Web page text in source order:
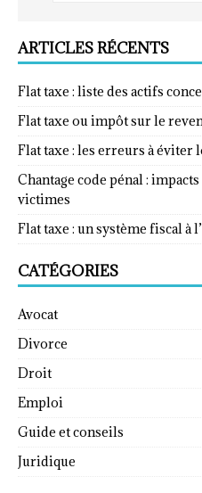
ARTICLES RÉCENTS
Flat taxe : liste des actifs
Flat taxe ou impôt sur le
Flat taxe : les erreurs à éviter
Chantage code pénal :
victimes
Flat taxe : un système fiscal à
CATÉGORIES
Avocat
Divorce
Droit
Emploi
Guide et conseils
Juridique